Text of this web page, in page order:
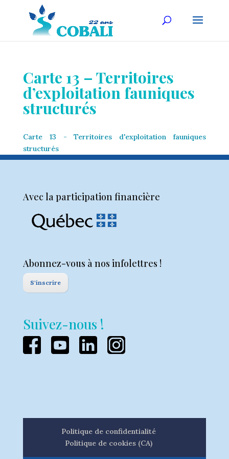
Carte 13 – Territoires
d’exploitation fauniques
structurés
Carte 13 - Territoires d'exploitation fauniques
structurés
Avec la participation financière
Abonnez-vous à nos infolettres !
S'inscrire
Suivez-nous !
Politique de confidentialité
Politique de cookies (CA)